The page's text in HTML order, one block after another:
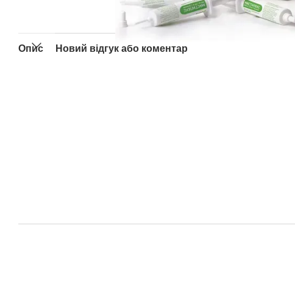
Опис Новий відгук або коментар